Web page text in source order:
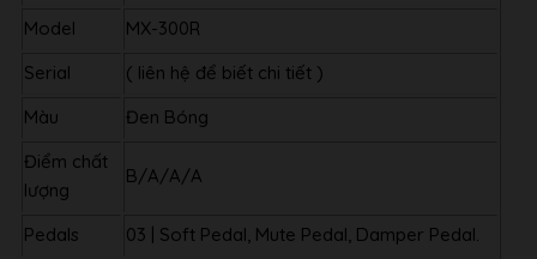
Model
MX-300R
Serial
( liên hệ để biết chi tiết )
Màu
Đen Bóng
Điểm chất
lượng
B/A/A/A
Pedals 03 | Soft Pedal, Mute Pedal, Damper Pedal.